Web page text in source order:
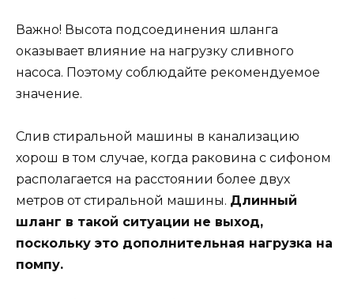
Важно! Высота подсоединения шланга
оказывает влияние на нагрузку сливного
насоса. Поэтому соблюдайте рекомендуемое
значение.
Слив стиральной машины в канализацию
хорош в том случае, когда раковина с сифоном
располагается на расстоянии более двух
метров от стиральной машины. Длинный
шланг в такой ситуации не выход,
поскольку это дополнительная нагрузка на
помпу.